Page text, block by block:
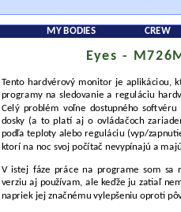
MY BODIES CREW
Eyes -
Tento hardvérový monitor je aplikáciou,
programy na sledovanie a reguláciu
Celý problém voľne dostupného
dosky (a to platí aj o ovládačoch
podľa teploty alebo reguláciu (vyp/
ktorí na noc svoj počítač nevypínajú a
V istej fáze práce na programe som sa
verziu aj používam, ale keďže ju zatiaľ
napriek jej značnému vylepšeniu oproti